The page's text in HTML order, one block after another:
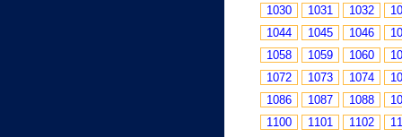
1030
1031 1032
1044
1045 1046
1058
1059 1060
1072
1073 1074
1086
1087 1088
1100
1101 1102